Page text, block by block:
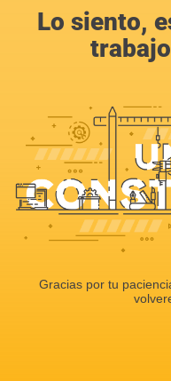
Lo siento,
Gracias por tu